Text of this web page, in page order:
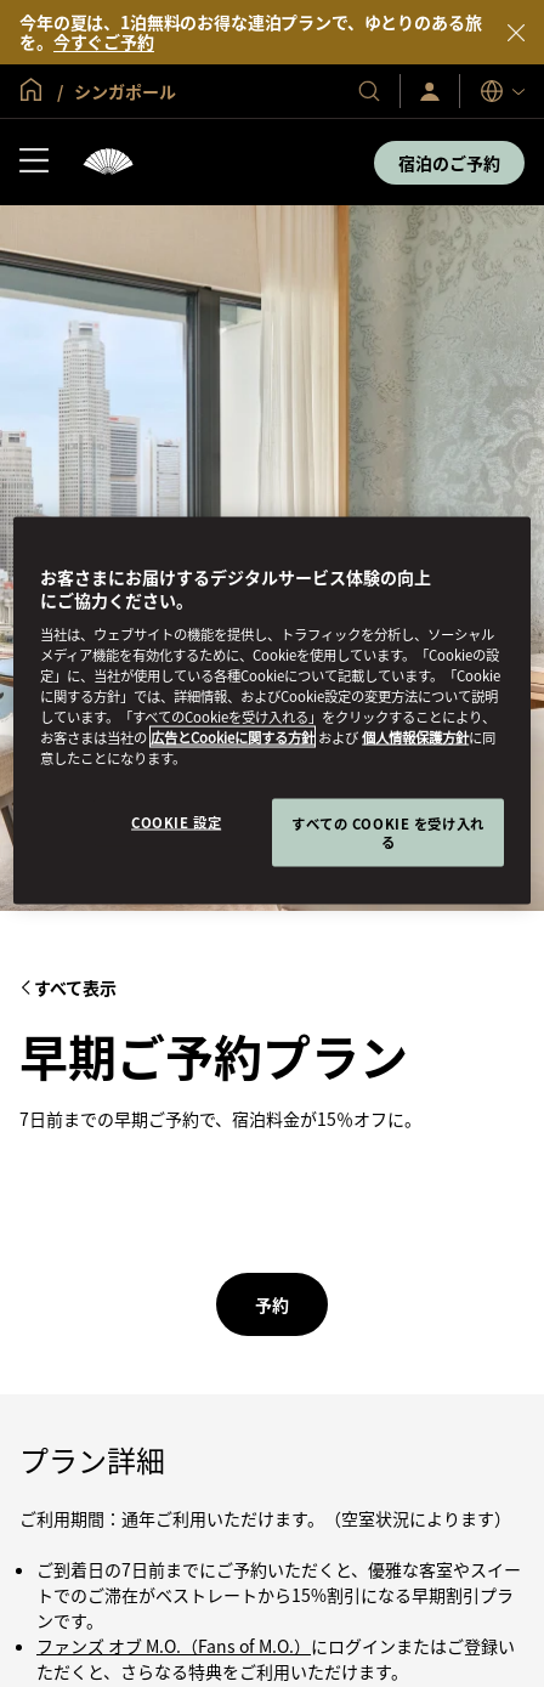
今年の夏は、1泊無料のお得な連泊プランで、ゆとりのある旅
を。 今すぐご予約
グローバル ホーム
シンガポール
当
社
ル
＆
リ
ゾ
ー
ト
サ
イ
ン
／
す
入
会
表
示
言
語
宿泊のご予約
すべて表示
早期ご予約プラン
7日前までの早期ご予約で、宿泊料金が15％オフに。
予約
プラン詳細
ご利用期間：通年ご利用いただけます。（空室状況によります）
ご到着日の7日前までにご予約いただくと、優雅な客室やスイー
トでのご滞在がベストレートから15%割引になる早期割引プラ
ンです。
ファンズ オブ M.O.（Fans of M.O.） にログインまたはご登録い
ただくと、さらなる特典をご利用いただけます。
お客さまにお届けするデジタルサービス体験の向上
にご協力ください。
当社は、ウェブサイトの機能を提供し、トラフィックを分析し、ソーシャル
メディア機能を有効化するために、Cookieを使用しています。「Cookieの設
定」に、当社が使用している各種Cookieについて記載しています。「Cookie
に関する方針」では、詳細情報、およびCookie設定の変更方法について説明
しています。「すべてのCookieを受け入れる」をクリックすることにより、
お客さまは当社の 広告とCookieに関する方針 および個人情報保護方針に同
意したことになります。
COOKIE 設定
すべての COOKIE を受け入れ
る